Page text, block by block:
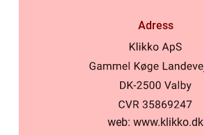
Adress
web: www.klikko.dk